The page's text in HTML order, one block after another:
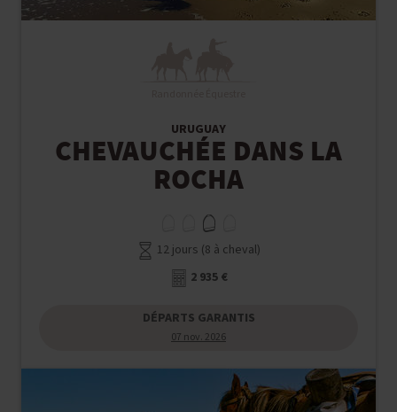
CHEVAUCHÉE DANS LA
ROCHA
12 jours (8 à cheval)
2 935 €
07 nov. 2026